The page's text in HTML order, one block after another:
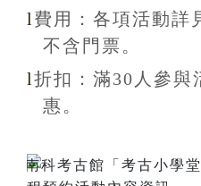
l 費用：各項活動詳
不含 門票。
l折扣 ：滿30 人參與
惠 。